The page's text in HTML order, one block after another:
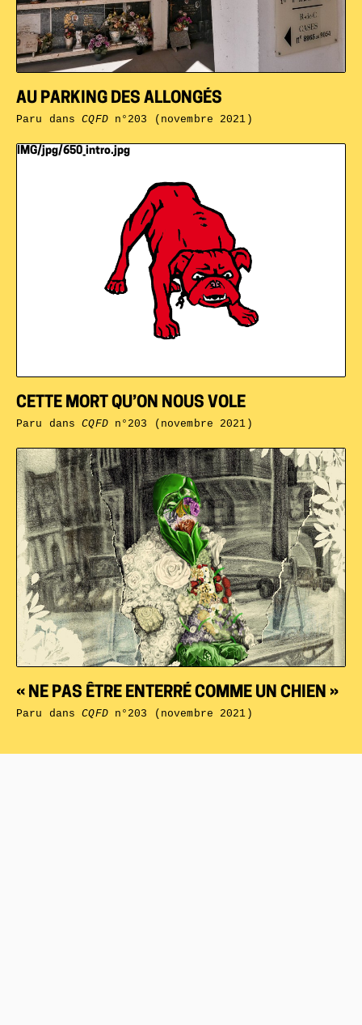
« NE PAS ÊTRE ENTERRÉ COMME UN CHIEN »
Paru dansCQFDn°203 (novembre 2021)
IMG/jpg/650_intro.jpg
CETTE MORT QU’ON NOUS VOLE
Paru dansCQFDn°203 (novembre 2021)
AU PARKING DES ALLONGÉS
Paru dansCQFDn°203 (novembre 2021)